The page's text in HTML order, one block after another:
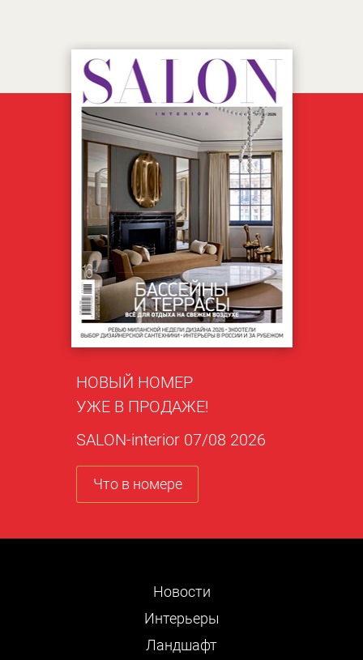
НОВЫЙ НОМЕР
УЖЕ В ПРОДАЖЕ!
SALON-interior 07/08 2026
Что в номере
Новости
Интерьеры
Ландшафт